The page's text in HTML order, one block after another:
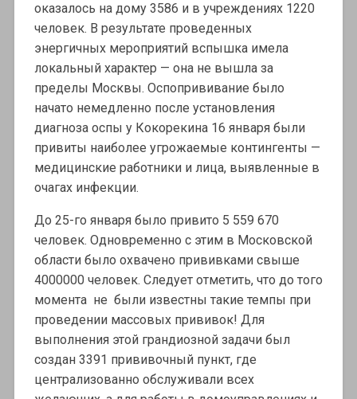
оказалось на дому 3586 и в учреждениях 1220
человек. В результате проведенных
энергичных мероприятий вспышка имела
локальный характер — она не вышла за
пределы Москвы. Оспопрививание было
начато немедленно после установления
диагноза оспы у Кокорекина 16 января были
привиты наиболее угрожаемые контингенты —
медицинские работники и лица, выявленные в
очагах инфекции.
До 25-го января было привито 5 559 670
человек. Одновременно с этим в Московской
области было охвачено прививками свыше
4000000 человек. Следует отметить, что до того
момента не были известны такие темпы при
проведении массовых прививок! Для
выполнения этой грандиозной задачи был
создан 3391 прививочный пункт, где
централизованно обслуживали всех